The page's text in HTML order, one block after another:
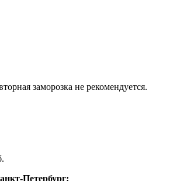
заморозка не рекомендуется.
Петербург: